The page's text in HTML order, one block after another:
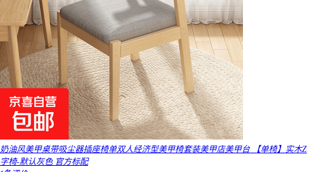
奶油风美甲桌带吸尘器插座椅单双人经济型美甲椅套装美甲店美甲台 【单椅】实木Z
字椅-默认灰色 官方标配